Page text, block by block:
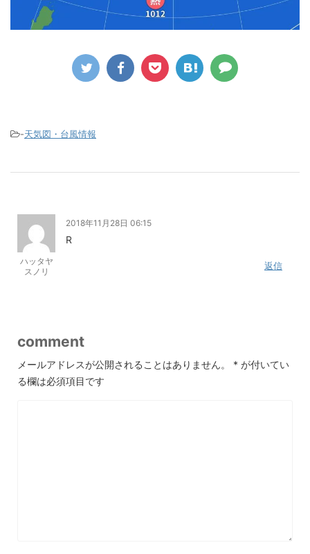
-天気図・台風情報
ハッタヤ
スノリ
2018年11月28日 06:15
R
返信
comment
メールアドレスが公開されることはありません。 * が付いてい
る欄は必須項目です